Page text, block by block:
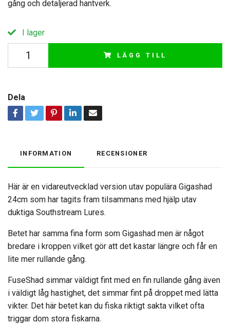
gång och detaljerad hantverk.
I lager
LÄGG TILL
Dela
INFORMATION RECENSIONER
Här är en vidareutvecklad version utav populära Gigashad
24cm som har tagits fram tilsammans med hjälp utav
duktiga Southstream Lures.
Betet har samma fina form som Gigashad men är något
bredare i kroppen vilket gör att det kastar längre och får en
lite mer rullande gång.
FuseShad simmar väldigt fint med en fin rullande gång även
i väldigt låg hastighet, det simmar fint på droppet med lätta
vikter. Det här betet kan du fiska riktigt sakta vilket ofta
triggar dom stora fiskarna.